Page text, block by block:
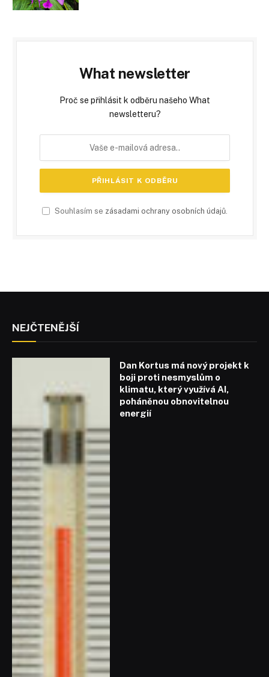
What newsletter
Proč se přihlásit k odběru našeho What
newsletteru?
Souhlasím se zásadami ochrany osobních údajů.
NEJČTENĚJŠÍ
Dan Kortus má nový projekt k
boji proti nesmyslům o
klimatu, který využívá AI,
poháněnou obnovitelnou
energií